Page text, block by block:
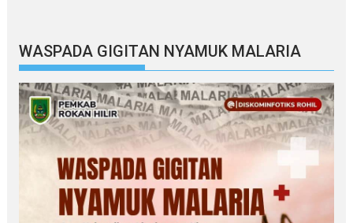
WASPADA GIGITAN NYAMUK MALARIA